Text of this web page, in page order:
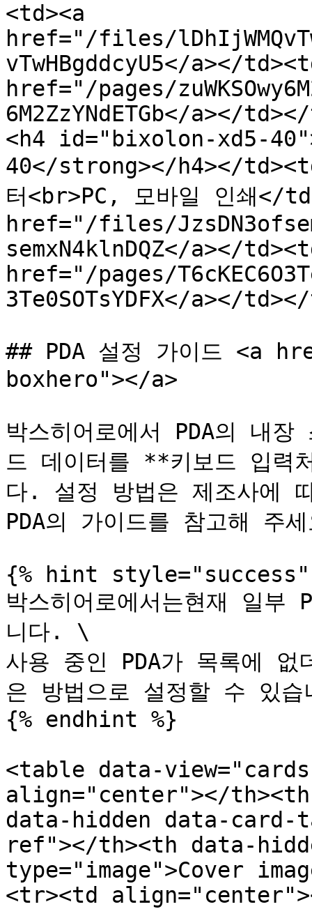
<td><a
href="/files/
vTwHBgddcyU5</a></
href="/pages/
6M2ZzYNdETGb</a></
<h4 id="bixolon-xd5-
40</strong></h4></
터<br>PC, 모바일 인쇄</
href="/files/
semxN4klnDQZ</a></
href="/pages/
3Te0SOTsYDFX</a></
## PDA 설정 가이드 <a
boxhero"></a>
박스히어로에서 PDA의 내
드 데이터를 **키보드 입력
다. 설정 방법은 제조사에
PDA의 가이드를 참고해 주
{% hint style="success"
박스히어로에서는현재 일부
니다. \
사용 중인 PDA가 목록에 없
은 방법으로 설정할 수 있습
{% endhint %}
<table data-
align="center"></
data-hidden data-
ref"></th><th data-
type="image">Cover
<tr><td